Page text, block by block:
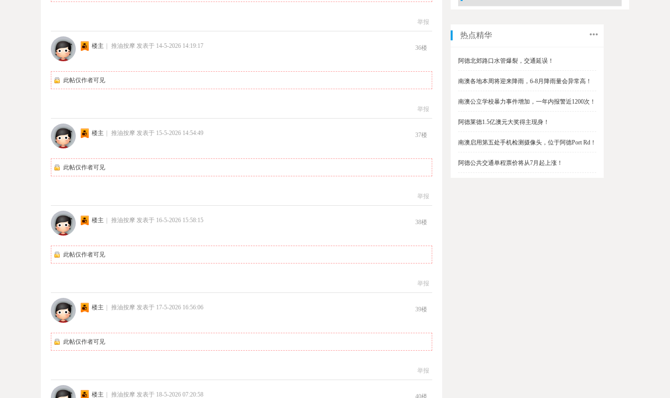
举报
36楼
楼主 | 推油按摩 发表于 14-5-2026 14:19:17
此帖仅作者可见
举报
37楼
楼主 | 推油按摩 发表于 15-5-2026 14:54:49
此帖仅作者可见
举报
38楼
楼主 | 推油按摩 发表于 16-5-2026 15:58:15
此帖仅作者可见
举报
39楼
楼主 | 推油按摩 发表于 17-5-2026 16:56:06
此帖仅作者可见
举报
40楼
楼主 | 推油按摩 发表于 18-5-2026 07:20:58
热点精华
阿德北郊路口水管爆裂，交通延误！
南澳各地本周将迎来降雨，6-8月降雨量会异常高！
南澳公立学校暴力事件增加，一年内报警近1200次！
阿德莱德1.5亿澳元大奖得主现身！
南澳启用第五处手机检测摄像头，位于阿德Port Rd！
阿德公共交通单程票价将从7月起上涨！